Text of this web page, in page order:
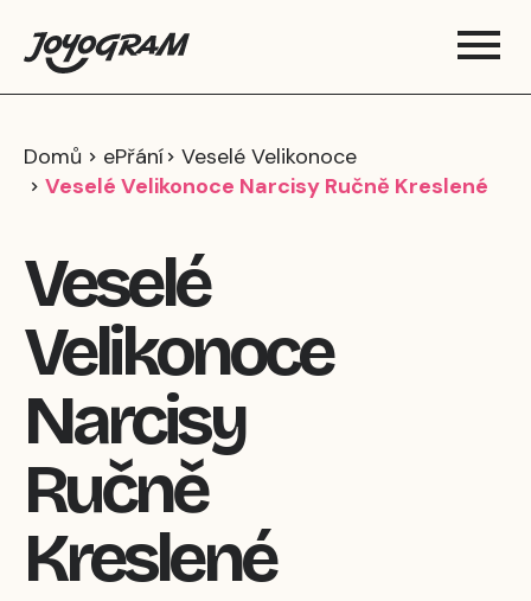
Domů ePřání
Veselé Velikonoce
Veselé Velikonoce Narcisy Ručně Kreslené
Veselé
Velikonoce
Narcisy
Ručně
Kreslené